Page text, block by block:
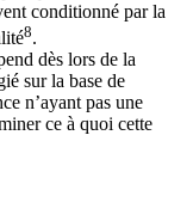
conditionné par la
8.
dès lors de la
sur la base de
n’ayant pas une
ce à quoi cette